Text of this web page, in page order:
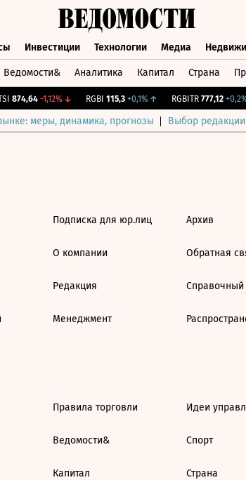
Инвестиции Технологии Медиа
Ведомости& Аналитика Капитал Страна
874,64 -1,12%↓ RGBI 115,3 +0,1%↑ RGBITR 777,12 +0,2%
меры, динамика, прогнозы Выбор редакции
Подписка для юр.лиц
О компании
Редакция
Менеджмент
Архив
Обратная
Справочный
Правила торговли
Ведомости&
Капитал
Идеи
Спорт
Страна